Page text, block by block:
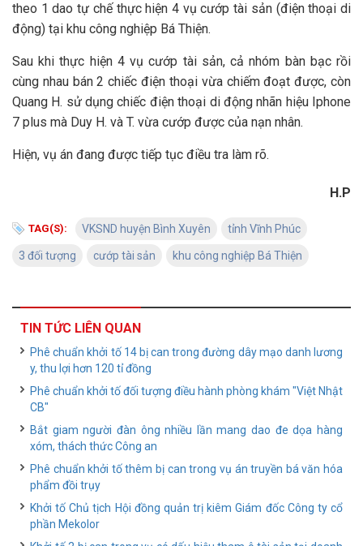
theo 1 dao tự chế thực hiện 4 vụ cướp tài sản (điện thoại di
động) tại khu công nghiệp Bá Thiện.
Sau khi thực hiện 4 vụ cướp tài sản, cả nhóm bàn bạc rồi
cùng nhau bán 2 chiếc điện thoại vừa chiếm đoạt được, còn
Quang H. sử dụng chiếc điện thoại di động nhãn hiệu Iphone
7 plus mà Duy H. và T. vừa cướp được của nạn nhân.
Hiện, vụ án đang được tiếp tục điều tra làm rõ.
H.P
TAG(S): VKSND huyện Bình Xuyên tỉnh Vĩnh Phúc
3 đối tượng cướp tài sản khu công nghiệp Bá Thiện
TIN TỨC LIÊN QUAN
Phê chuẩn khởi tố 14 bị can trong đường dây mạo danh lương
y, thu lợi hơn 120 tỉ đồng
Phê chuẩn khởi tố đối tượng điều hành phòng khám "Việt Nhật
CB"
Bắt giam người đàn ông nhiều lần mang dao đe dọa hàng
xóm, thách thức Công an
Phê chuẩn khởi tố thêm bị can trong vụ án truyền bá văn hóa
phẩm đồi trụy
Khởi tố Chủ tịch Hội đồng quản trị kiêm Giám đốc Công ty cổ
phần Mekolor